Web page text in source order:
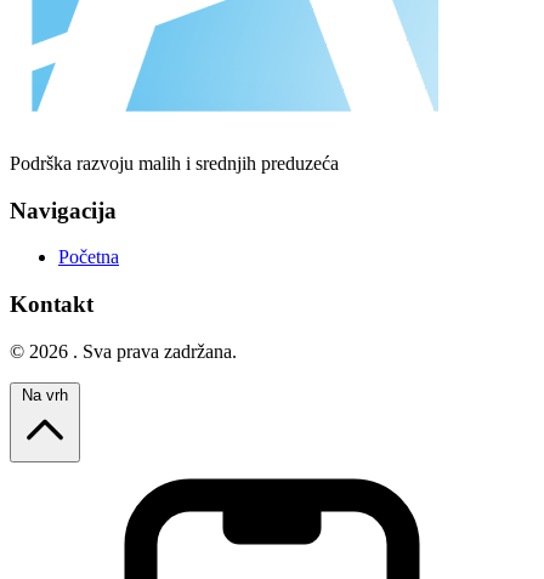
Podrška razvoju malih i srednjih preduzeća
Navigacija
Početna
Kontakt
© 2026 . Sva prava zadržana.